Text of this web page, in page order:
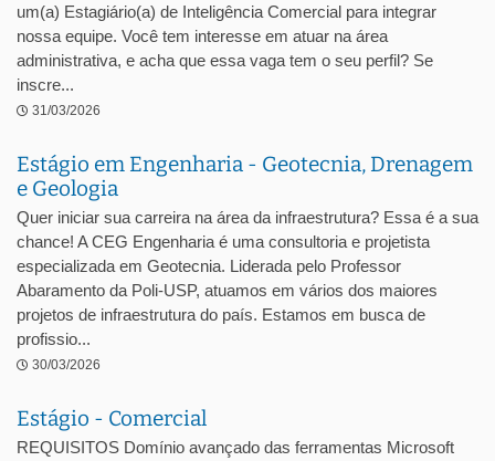
um(a) Estagiário(a) de Inteligência Comercial para integrar
nossa equipe. Você tem interesse em atuar na área
administrativa, e acha que essa vaga tem o seu perfil? Se
inscre...
31/03/2026
Estágio em Engenharia - Geotecnia, Drenagem
e Geologia
Quer iniciar sua carreira na área da infraestrutura? Essa é a sua
chance! A CEG Engenharia é uma consultoria e projetista
especializada em Geotecnia. Liderada pelo Professor
Abaramento da Poli-USP, atuamos em vários dos maiores
projetos de infraestrutura do país. Estamos em busca de
profissio...
30/03/2026
Estágio - Comercial
REQUISITOS Domínio avançado das ferramentas Microsoft